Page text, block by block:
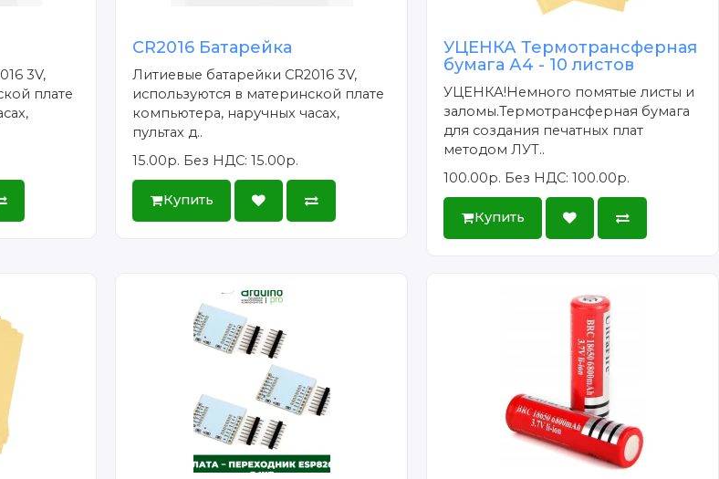
3V,
плате
CR2016 Батарейка
Литиевые батарейки CR2016 3V,
используются в материнской плате
компьютера, наручных часах,
пультах д..
15.00р. Без НДС: 15.00р.
Купить
УЦЕНКА Термотрансферная
бумага А4 - 10 листов
УЦЕНКА!Немного помятые листы и
заломы.Термотрансферная бумага
для создания печатных плат
методом ЛУТ..
100.00р. Без НДС: 100.00р.
Купить